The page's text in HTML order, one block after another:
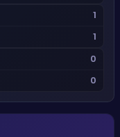
1
1
0
0